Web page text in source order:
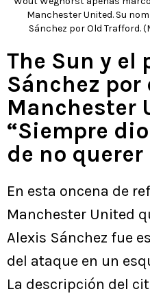
Manchester United. Su
Sánchez por Old Trafford.
The Sun y el
Sánchez por
Manchester
“Siempre
de no querer
En esta oncena de
Manchester United
Alexis Sánchez fue
del ataque en un
La descripción del